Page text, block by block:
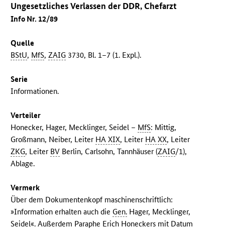
Ungesetzliches Verlassen der DDR, Chefarzt
Info Nr. 12/89
Quelle
BStU, MfS,ZAIG 3730, Bl. 1–7 (1. Expl.).
Serie
Informationen.
Verteiler
Honecker, Hager, Mecklinger, Seidel – MfS: Mittig,
Großmann, Neiber, Leiter HA XIX, Leiter HA XX, Leiter
ZKG, Leiter BV Berlin, Carlsohn, Tannhäuser (ZAIG/1),
Ablage.
Vermerk
Über dem Dokumentenkopf maschinenschriftlich:
»Information erhalten auch die Gen. Hager, Mecklinger,
Seidel«. Außerdem Paraphe Erich Honeckers mit Datum